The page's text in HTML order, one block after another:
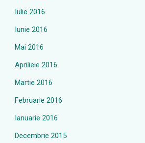
Iulie 2016
Iunie 2016
Mai 2016
Aprilieie 2016
Martie 2016
Februarie 2016
Ianuarie 2016
Decembrie 2015